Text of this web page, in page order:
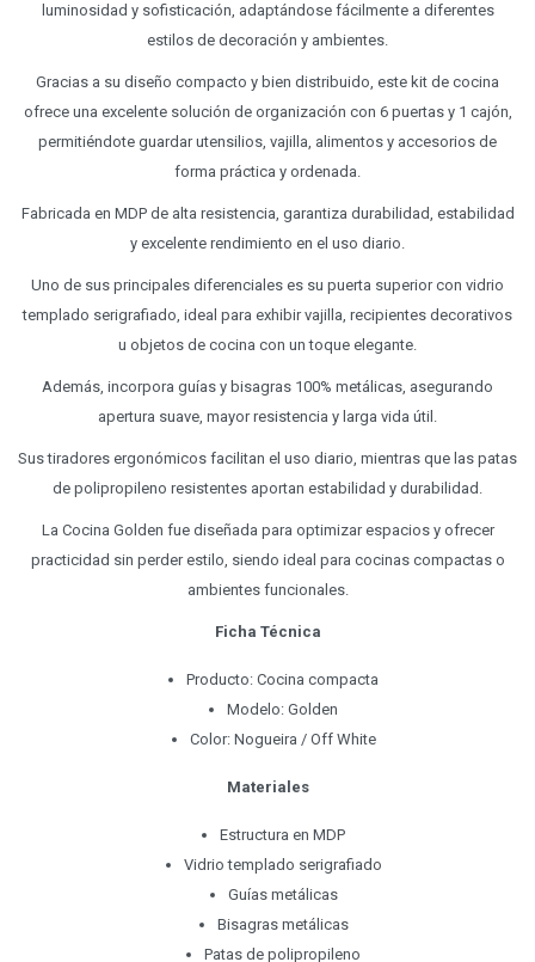
luminosidad y sofisticación, adaptándose fácilmente a diferentes
estilos de decoración y ambientes.
Gracias a su diseño compacto y bien distribuido, este kit de cocina
ofrece una excelente solución de organización con 6 puertas y 1 cajón,
permitiéndote guardar utensilios, vajilla, alimentos y accesorios de
forma práctica y ordenada.
Fabricada en MDP de alta resistencia, garantiza durabilidad, estabilidad
y excelente rendimiento en el uso diario.
Uno de sus principales diferenciales es su puerta superior con vidrio
templado serigrafiado, ideal para exhibir vajilla, recipientes decorativos
u objetos de cocina con un toque elegante.
Además, incorpora guías y bisagras 100% metálicas, asegurando
apertura suave, mayor resistencia y larga vida útil.
Sus tiradores ergonómicos facilitan el uso diario, mientras que las patas
de polipropileno resistentes aportan estabilidad y durabilidad.
La Cocina Golden fue diseñada para optimizar espacios y ofrecer
practicidad sin perder estilo, siendo ideal para cocinas compactas o
ambientes funcionales.
Ficha Técnica
Producto: Cocina compacta
Modelo: Golden
Color: Nogueira / Off White
Materiales
Estructura en MDP
Vidrio templado serigrafiado
Guías metálicas
Bisagras metálicas
Patas de polipropileno